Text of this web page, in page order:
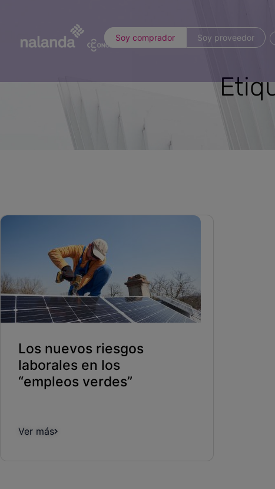
Soy comprador Soy proveedor
Los nuevos riesgos
laborales en los
“empleos verdes”
Ver más